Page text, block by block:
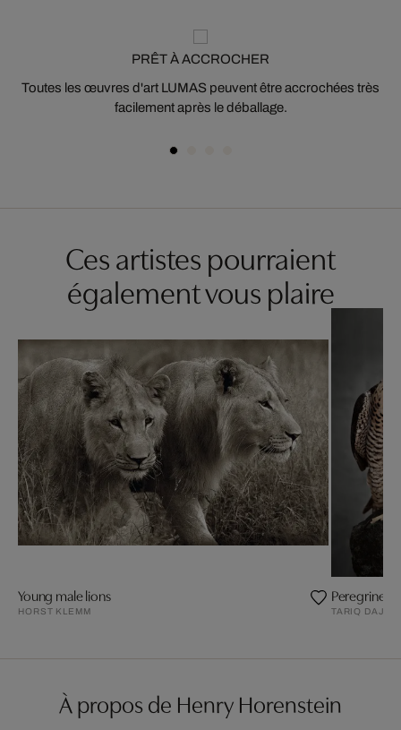
PRÊT À ACCROCHER
Toutes les œuvres d'art LUMAS peuvent être accrochées très
facilement après le déballage.
Ces artistes pourraient
également vous plaire
Young male lions
HORST KLEMM
Peregrine
TARIQ
À propos de Henry Horenstein